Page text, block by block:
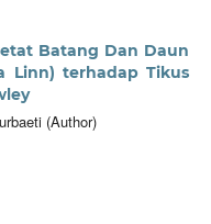
Batang Dan Daun
Linn) terhadap Tikus
(Author)